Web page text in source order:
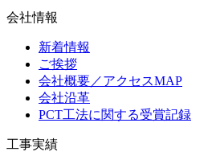
会社情報
新着情報
ご挨拶
会社概要／アクセスMAP
会社沿革
PCT工法に関する受賞記録
工事実績